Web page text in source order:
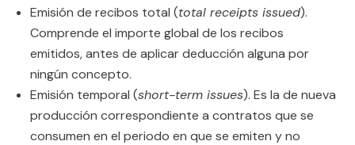
Emisión de recibos total (total receipts issued).
Comprende el importe global de los recibos
emitidos, antes de aplicar deducción alguna por
ningún concepto.
Emisión temporal (short-term issues). Es la de nueva
producción correspondiente a contratos que se
consumen en el periodo en que se emiten y no